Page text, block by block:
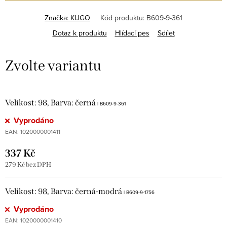
Značka: KUGO Kód produktu: B609-9-361
Dotaz k produktu
Hlídací pes Sdílet
Velikost: 98, Barva: černá | B609-9-361
Vyprodáno
EAN: 1020000001411
337 Kč
279 Kč bez DPH
Velikost: 98, Barva: černá-modrá | B609-9-1756
Vyprodáno
EAN: 1020000001410